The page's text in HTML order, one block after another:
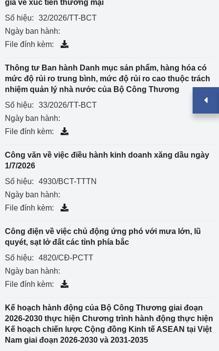
gia về xúc tiến thương mại
Số hiệu:
32/2026/TT-BCT
Ngày ban hành:
File đính kèm:
Thông tư Ban hành Danh mục sản phẩm, hàng hóa có
mức độ rủi ro trung bình, mức độ rủi ro cao thuộc trách
nhiệm quản lý nhà nước của Bộ Công Thương
Số hiệu:
33/2026/TT-BCT
Ngày ban hành:
File đính kèm:
Công văn về việc điều hành kinh doanh xăng dầu ngày
1/7/2026
Số hiệu:
4930/BCT-TTTN
Ngày ban hành:
File đính kèm:
Công điện về việc chủ động ứng phó với mưa lớn, lũ
quyét, sạt lở đất các tỉnh phía bắc
Số hiệu:
4820/CĐ-PCTT
Ngày ban hành:
File đính kèm:
Kế hoạch hành động của Bộ Công Thương giai đoạn
2026-2030 thực hiện Chương trình hành động thực hiện
Kế hoạch chiến lược Cộng đồng Kinh tế ASEAN tại Việt
Nam giai đoạn 2026-2030 và 2031-2035